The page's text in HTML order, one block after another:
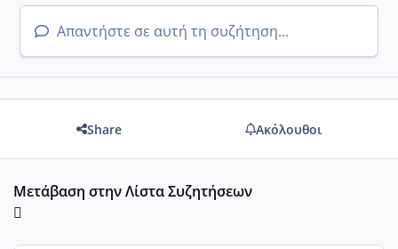
Απαντήστε σε αυτή τη συζήτηση...
Share Ακόλουθοι
Μετάβαση στην Λίστα Συζητήσεων